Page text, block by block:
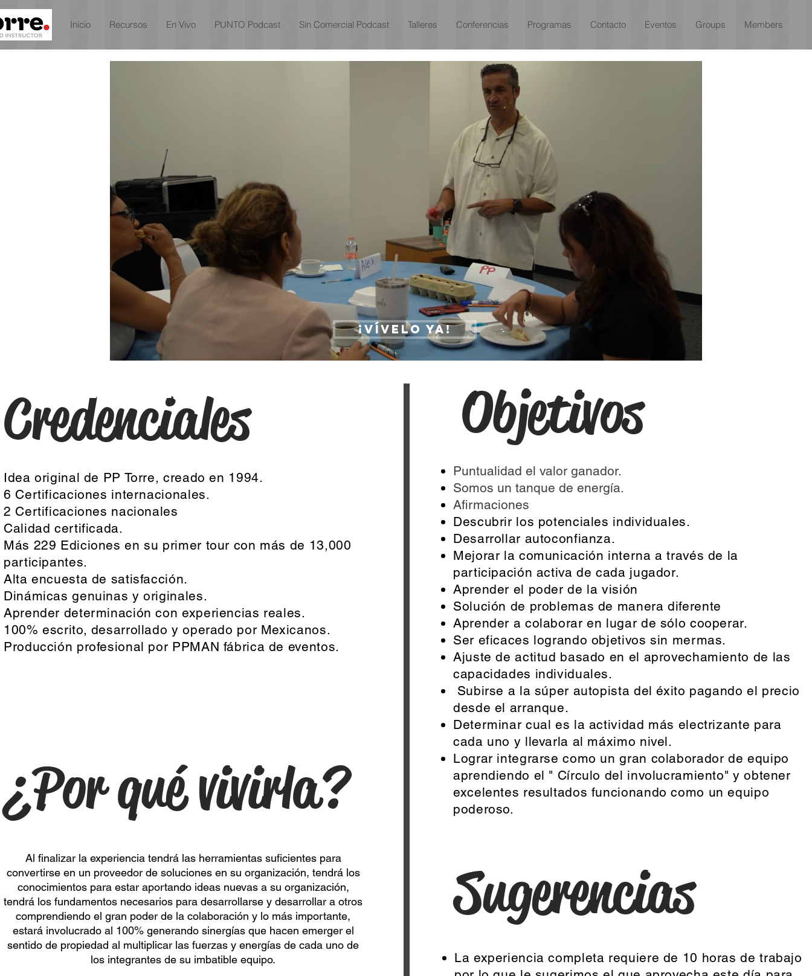
Inicio Recursos En Vivo PUNTO Podcast Sin Comercial Podcast Talleres Conferencias Programas Contacto Eventos Groups Members
Credenciales
Idea original de PP Torre, creado en 1994.
6 Certificaciones internacionales.
2 Certificaciones nacionales
Calidad certificada.
Más 229 Ediciones en su primer tour con más de 13,000
participantes.
Alta encuesta de satisfacción.
Dinámicas genuinas y originales.
Aprender determinación con experiencias reales.
100% escrito, desarrollado y operado por Mexicanos.
Producción profesional por PPMAN fábrica de eventos.
¿Por qué vivirla?
Al finalizar la experiencia tendrá las herramientas suficientes para
convertirse en un proveedor de soluciones en su organización, tendrá los
conocimientos para estar aportando ideas nuevas a su organización,
tendrá los fundamentos necesarios para desarrollarse y desarrollar a otros
comprendiendo el gran poder de la colaboración y lo más importante,
estará involucrado al 100% generando sinergías que hacen emerger el
sentido de propiedad al multiplicar las fuerzas y energías de cada uno de
los integrantes de su imbatible equipo.
Objetivos
Puntualidad el valor ganador.
Somos un tanque de energía.
Afirmaciones
Descubrir los potenciales individuales.
Desarrollar autoconfianza.
Mejorar la comunicación interna a través de la
participación activa de cada jugador.
Aprender el poder de la visión
Solución de problemas de manera diferente
Aprender a colaborar en lugar de sólo cooperar.
Ser eficaces logrando objetivos sin mermas.
Ajuste de actitud basado en el aprovechamiento de las
capacidades individuales.
Subirse a la súper autopista del éxito pagando el precio
desde el arranque.
Determinar cual es la actividad más electrizante para
cada uno y llevarla al máximo nivel.
Lograr integrarse como un gran colaborador de equipo
aprendiendo el " Círculo del involucramiento" y obtener
excelentes resultados funcionando como un equipo
poderoso.
Sugerencias
La experiencia completa requiere de 10 horas de trabajo
¡Vívelo ya!
EL HUEVO